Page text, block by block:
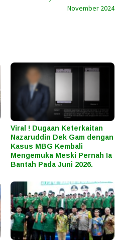
November 2024
Viral ! Dugaan Keterkaitan
Nazaruddin Dek Gam dengan
Kasus MBG Kembali
Mengemuka Meski Pernah Ia
Bantah Pada Juni 2026.